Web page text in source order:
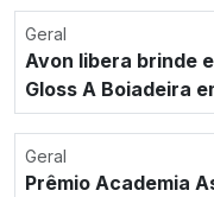
Geral
Avon libera brinde
Gloss A Boiadeira
Geral
Prêmio Academia